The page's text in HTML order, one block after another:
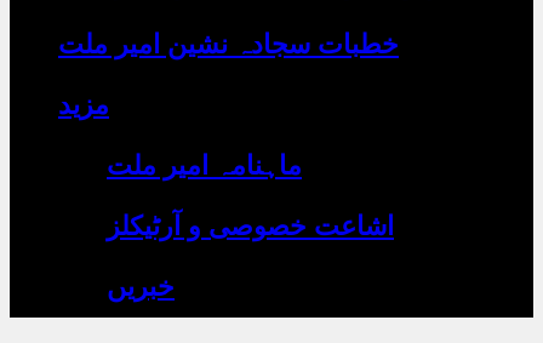
خطبات سجادہ نشین امیر ملت
مزید
ماہنامہ امیر ملت
اشاعت خصوصی و آرٹیکلز
خبریں